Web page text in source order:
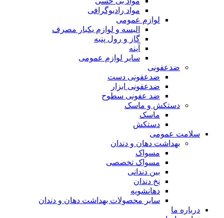
مواد رادیوگرافی
لوازم عمومی
البسه و لوازم یکبار مصرف
گاز و رول پنبه
آینه
سایر لوازم عمومی
ضدعفونی
ضدعفونی دست
ضدعفونی ابزار
ضد عفونی سطوح
دستکش و ماسک
ماسک
دستکش
سلامت عمومی
بهداشت دهان و دندان
مسواک
مسواک تخصصی
بین دندانی
نخ دندان
دهانشویه
سایر محصولات بهداشت دهان و دندان
درباره ما